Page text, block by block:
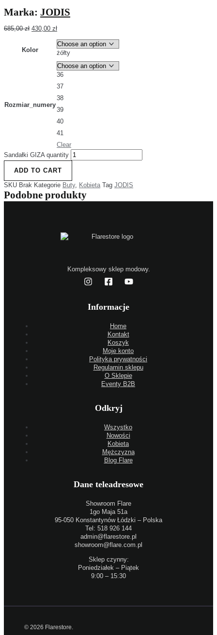
Marka: JODIS
685,00zł 430,00 zł
Kolor żółty
Rozmiar_numery
36
37
38
39
40
41
Clear
Sandałki GIZA quantity
ADD TO CART
SKU Brak Kategorie Buty, Kobieta Tag JODIS
Podobne produkty
Kompleksowy sklep modowy.
Informacje
Home
Kontakt
Koszyk
Moje konto
Polityka prywatności
Regulamin sklepu
O Sklepie
Eventy B2B
Odkryj
Wszystko
Nowości
Kobieta
Mężczyzna
Blog Flare
Dane teleadresowe
Showroom Flare
1go Maja 51a
95-050 Konstantynów Łódzki – Polska
Tel: 518 926 144
admin@flarestore.pl
showroom@flare.com.pl
Sklep czynny:
Poniedziałek – Piątek
9:00 – 15:30
© 2026 Flarestore.